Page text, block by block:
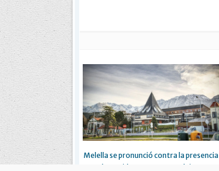
Melella se pronunció contra la presencia
de David Cameron en Malvinas